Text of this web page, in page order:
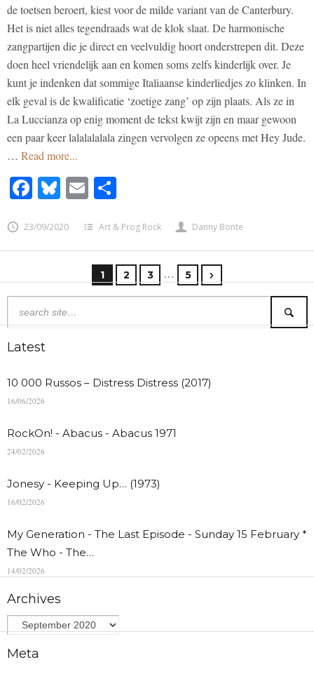
de toetsen beroert, kiest voor de milde variant van de Canterbury.
Het is niet alles tegendraads wat de klok slaat. De harmonische
zangpartijen die je direct en veelvuldig hoort onderstrepen dit. Deze
doen heel vriendelijk aan en komen soms zelfs kinderlijk over. Je
kunt je indenken dat sommige Italiaanse kinderliedjes zo klinken. In
elk geval is de kwalificatie ‘zoetige zang’ op zijn plaats. Als ze in
La Luccianza op enig moment de tekst kwijt zijn en maar gewoon
een paar keer lalalalalala zingen vervolgen ze opeens met Hey Jude.
… Read more...
Facebook
Bluesky
Email
23/09/2020 Art & Prog Rock Danny Bonte
1 2 3 … 5
Latest
10 000 Russos – Distress Distress (2017)
16/06/2026
RockOn! - Abacus - Abacus 1971
24/02/2026
Jonesy - Keeping Up… (1973)
16/02/2026
My Generation - The Last Episode - Sunday 15 February *
The Who - The…
14/02/2026
Archives
Meta